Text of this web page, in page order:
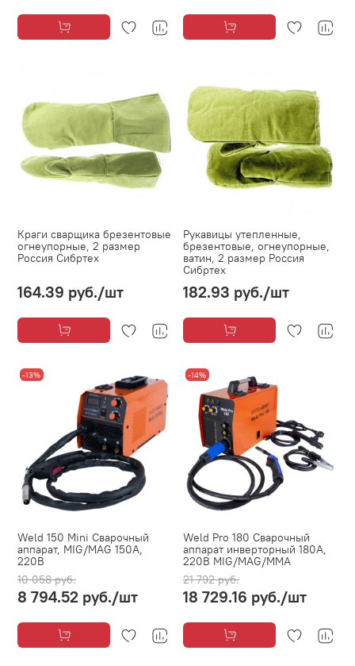
Краги сварщика брезентовые
огнеупорные, 2 размер
Россия Сибртех
164.39 руб./шт
Рукавицы утепленные,
брезентовые, огнеупорные,
ватин, 2 размер Россия
Сибртех
182.93 руб./шт
-13%
Weld 150 Mini Сварочный
аппарат, MIG/MAG 150А,
220В
10 058 руб.
8 794.52 руб./шт
-14%
Weld Pro 180 Сварочный
аппарат инверторный 180A,
220В MIG/MAG/MMA
21 792 руб.
18 729.16 руб./шт